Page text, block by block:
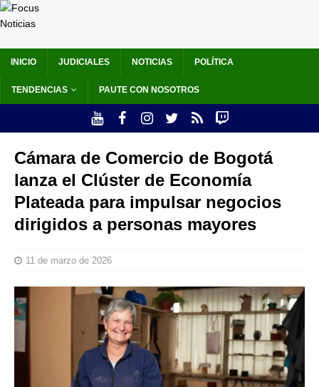
INICIO JUDICIALES NOTICIAS POLÍTICA
TENDENCIAS PAUTE CON NOSOTROS
Cámara de Comercio de Bogotá
lanza el Clúster de Economía
Plateada para impulsar negocios
dirigidos a personas mayores
11 de marzo de 2026